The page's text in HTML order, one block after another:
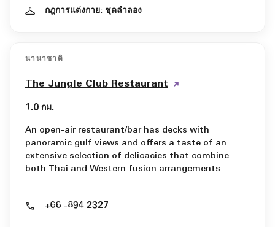
กฎการแต่งกาย: ชุดลำลอง
นานาชาติ
The Jungle Club Restaurant
1.0 กม.
An open-air restaurant/bar has decks with
panoramic gulf views and offers a taste of an
extensive selection of delicacies that combine
both Thai and Western fusion arrangements.
+66 -894 2327